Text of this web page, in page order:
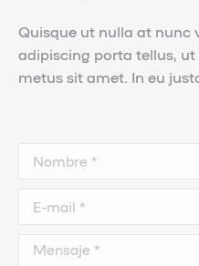
Quisque ut nulla at nunc
adipiscing porta tellus,
metus sit amet. In eu
Nombre *
E-mail *
Mensaje *